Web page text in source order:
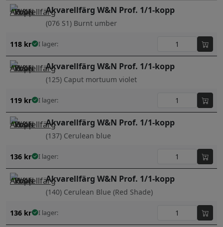
Akvarellfärg W&N Prof. 1/1-kopp
(076 S1) Burnt umber
118 kr I lager:
Akvarellfärg W&N Prof. 1/1-kopp
(125) Caput mortuum violet
119 kr I lager:
Akvarellfärg W&N Prof. 1/1-kopp
(137) Cerulean blue
136 kr I lager:
Akvarellfärg W&N Prof. 1/1-kopp
(140) Cerulean Blue (Red Shade)
136 kr I lager: